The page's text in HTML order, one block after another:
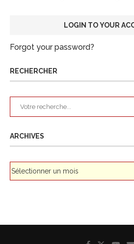
Forgot your password?
RECHERCHER
ARCHIVES